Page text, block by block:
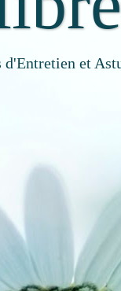
et